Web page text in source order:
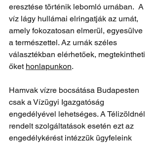
eresztése történik lebomló urnában.  A
víz lágy hullámai elringatják az urnát,
amely fokozatosan elmerül, egyesülve
a természettel. Az urnák széles
választékban elérhetőek, megtekintheti
őket honlapunkon.
Hamvak vízre bocsátása Budapesten
csak a Vízügyi Igazgatóság
engedélyével lehetséges. A Télizöldnél
rendelt szolgáltatások esetén ezt az
engedélykérést intézzük ügyfeleink